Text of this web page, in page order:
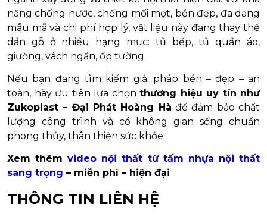
năng chống nước, chống mối mọt, bền đẹp, đa dạng
mẫu mã và chi phí hợp lý, vật liệu này đang thay thế
dần gỗ ở nhiều hạng mục: tủ bếp, tủ quần áo,
giường, vách ngăn, ốp tường.
Nếu bạn đang tìm kiếm giải pháp bền – đẹp – an
toàn, hãy ưu tiên lựa chọn thương hiệu uy tín như
Zukoplast – Đại Phát Hoàng Hà để đảm bảo chất
lượng công trình và có không gian sống chuẩn
phong thủy, thân thiện sức khỏe.
Xem thêmvideo nội thất từ tấm nhựa nội thất
sang trọng – miễn phí – hiện đại
THÔNG TIN LIÊN HỆ